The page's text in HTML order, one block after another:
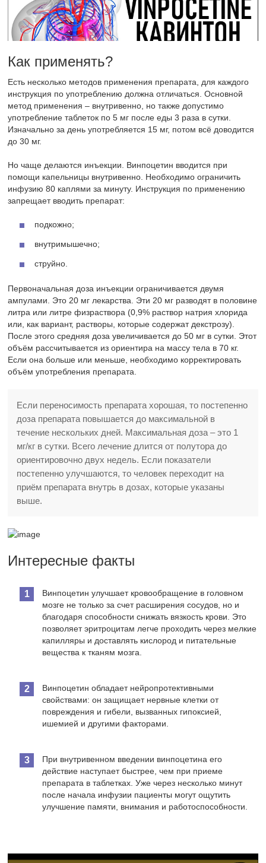
Как применять?
Есть несколько методов применения препарата, для каждого
инструкция по употреблению должна отличаться. Основной
метод применения – внутривенно, но также допустимо
употребление таблеток по 5 мг после еды 3 раза в сутки.
Изначально за день употребляется 15 мг, потом всё доводится
до 30 мг.
Но чаще делаются инъекции. Винпоцетин вводится при
помощи капельницы внутривенно. Необходимо ограничить
инфузию 80 каплями за минуту. Инструкция по применению
запрещает вводить препарат:
подкожно;
внутримышечно;
струйно.
Первоначальная доза инъекции ограничивается двумя
ампулами. Это 20 мг лекарства. Эти 20 мг разводят в половине
литра или литре физраствора (0,9% раствор натрия хлорида
или, как вариант, растворы, которые содержат декстрозу).
После этого средняя доза увеличивается до 50 мг в сутки. Этот
объём рассчитывается из ориентира на массу тела в 70 кг.
Если она больше или меньше, необходимо корректировать
объём употребления препарата.
Если переносимость препарата хорошая, то постепенно
доза препарата повышается до максимальной в
течение нескольких дней. Максимальная доза – это 1
мг/кг в сутки. Всего лечение длится от полутора до
ориентировочно двух недель. Если показатели
постепенно улучшаются, то человек переходит на
приём препарата внутрь в дозах, которые указаны
выше.
Интересные факты
Винпоцетин улучшает кровообращение в головном
мозге не только за счет расширения сосудов, но и
благодаря способности снижать вязкость крови. Это
позволяет эритроцитам легче проходить через мелкие
капилляры и доставлять кислород и питательные
вещества к тканям мозга.
Винпоцетин обладает нейропротективными
свойствами: он защищает нервные клетки от
повреждения и гибели, вызванных гипоксией,
ишемией и другими факторами.
При внутривенном введении винпоцетина его
действие наступает быстрее, чем при приеме
препарата в таблетках. Уже через несколько минут
после начала инфузии пациенты могут ощутить
улучшение памяти, внимания и работоспособности.